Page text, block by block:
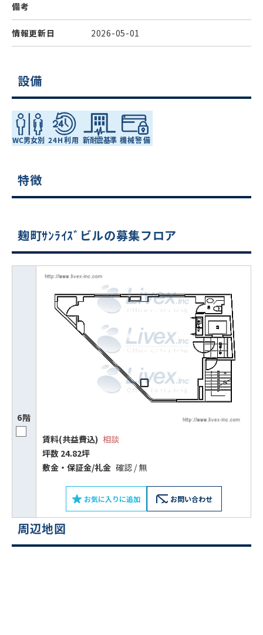
備考
情報更新日 2026-05-01
設備
特徴
麹町ｻﾝﾗｲｽﾞビルの募集フロア
6階
賃料(共益費込) 相談
坪数 24.82坪
敷⾦‧保証⾦/礼⾦ 確認 / 無
お気に入りに追加 お問い合わせ
周辺地図